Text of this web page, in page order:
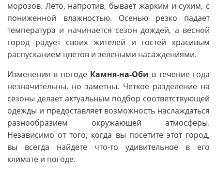
морозов. Лето, напротив, бывает жарким и сухим, с
пониженной влажностью. Осенью резко падает
температура и начинается сезон дождей, а весной
город радует своих жителей и гостей красивым
распусканием цветов и зелеными насаждениями.
Изменения в погоде Камня-на-Оби в течение года
незначительны, но заметны. Четкое разделение на
сезоны делает актуальным подбор соответствующей
одежды и предоставляет возможность наслаждаться
разнообразием окружающей атмосферы.
Независимо от того, когда вы посетите этот город,
вы всегда найдете что-то удивительное в его
климате и погоде.